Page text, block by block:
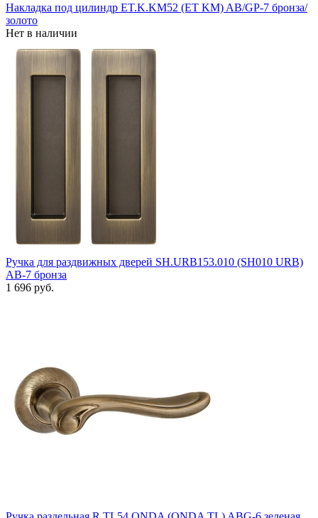
Накладка под цилиндр ET.K.KM52 (ET KM) AB/GP-7 бронза/
золото
Нет в наличии
Ручка для раздвижных дверей SH.URB153.010 (SH010 URB)
АВ-7 бронза
1 696 руб.